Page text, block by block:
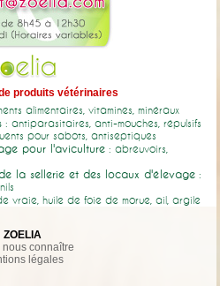
produits vétérinaires
alimentaires, vitamines, minéraux
: antiparasitaires, anti-mouches, répulsifs
pour sabots, antiseptiques
pour l'aviculture : abreuvoirs,
la sellerie et des locaux d'élevage :
vraie, huile de foie de morue, ail, argile
ZOELIA
nous connaître
légales